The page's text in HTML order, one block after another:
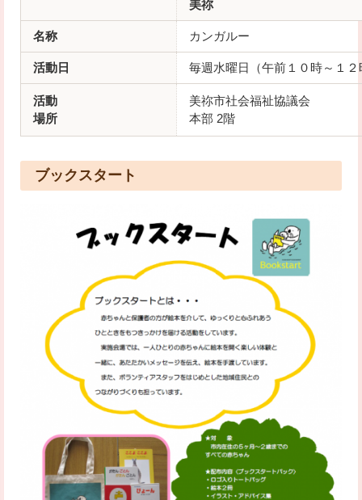
美祢
名称 カンガルー
活動日 毎週水曜日（午前１０時～１２
活動
場所
美祢市社会福祉協議会
本部 2階
ブックスタート